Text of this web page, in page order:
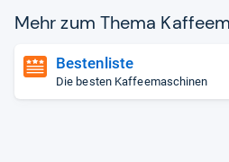
Mehr zum Thema
Bestenliste
Die besten Kaffeemaschinen